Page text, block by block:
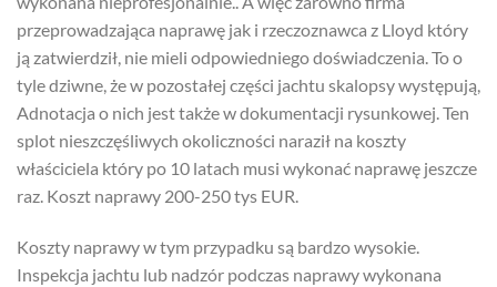
przeprowadzająca naprawę jak i rzeczoznawca z Lloyd który
ją zatwierdził, nie mieli odpowiedniego doświadczenia. To o
tyle dziwne, że w pozostałej części jachtu skalopsy występują,
Adnotacja o nich jest także w dokumentacji rysunkowej. Ten
splot nieszczęśliwych okoliczności naraził na koszty
właściciela który po 10 latach musi wykonać naprawę jeszcze
raz. Koszt naprawy 200-250 tys EUR.
Koszty naprawy w tym przypadku są bardzo wysokie.
Inspekcja jachtu lub nadzór podczas naprawy wykonana